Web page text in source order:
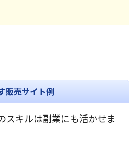
販売サイト例
スキルは副業にも活かせま